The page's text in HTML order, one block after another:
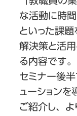
な活動に時
といった課
解決策と活
る内容です。
セミナー後
ューション
ご紹介し、